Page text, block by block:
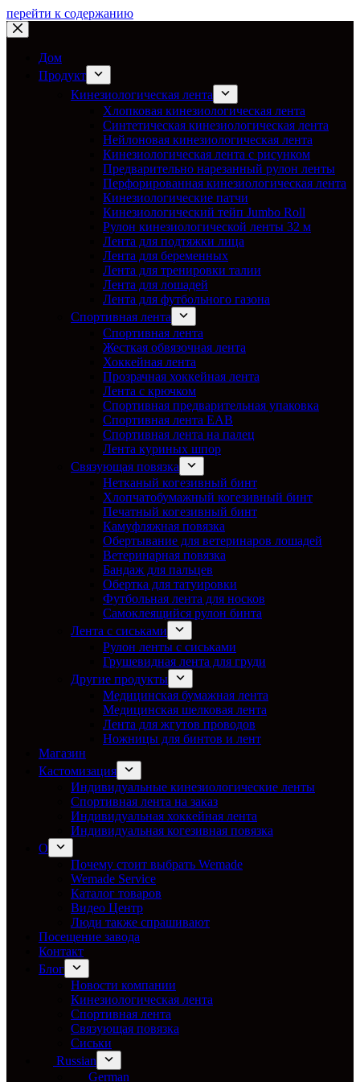
перейти к содержанию
Дом
Продукт
Кинезиологическая лента
Хлопковая кинезиологическая лента
Синтетическая кинезиологическая лента
Нейлоновая кинезиологическая лента
Кинезиологическая лента с рисунком
Предварительно нарезанный рулон ленты
Перфорированная кинезиологическая лента
Кинезиологические патчи
Кинезиологический тейп Jumbo Roll
Рулон кинезиологической ленты 32 м
Лента для подтяжки лица
Лента для беременных
Лента для тренировки талии
Лента для лошадей
Лента для футбольного газона
Спортивная лента
Спортивная лента
Жесткая обвязочная лента
Хоккейная лента
Прозрачная хоккейная лента
Лента с крючком
Спортивная предварительная упаковка
Спортивная лента EAB
Спортивная лента на палец
Лента куриных шпор
Связующая повязка
Нетканый когезивный бинт
Хлопчатобумажный когезивный бинт
Печатный когезивный бинт
Камуфляжная повязка
Обертывание для ветеринаров лошадей
Ветеринарная повязка
Бандаж для пальцев
Обертка для татуировки
Футбольная лента для носков
Самоклеящийся рулон бинта
Лента с сиськами
Рулон ленты с сиськами
Грушевидная лента для груди
Другие продукты
Медицинская бумажная лента
Медицинская шелковая лента
Лента для жгутов проводов
Ножницы для бинтов и лент
Магазин
Кастомизация
Индивидуальные кинезиологические ленты
Спортивная лента на заказ
Индивидуальная хоккейная лента
Индивидуальная когезивная повязка
О
Почему стоит выбрать Wemade
Wemade Service
Каталог товаров
Видео Центр
Люди также спрашивают
Посещение завода
Контакт
Блог
Новости компании
Кинезиологическая лента
Спортивная лента
Связующая повязка
Сиськи
Russian
German